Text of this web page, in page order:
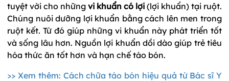
tuyệt vời cho những vi khuẩn có lợi (lợi khuẩn) tại ruột.
Chúng nuôi dưỡng lợi khuẩn bằng cách lên men trong
ruột kết. Từ đó giúp những vi khuẩn này phát triển tốt
và sống lâu hơn. Nguồn lợi khuẩn dồi dào giúp trẻ tiêu
hóa thức ăn tốt hơn và hạn chế táo bón.
>> Xem thêm: Cách chữa táo bón hiệu quả từ Bác sĩ Y